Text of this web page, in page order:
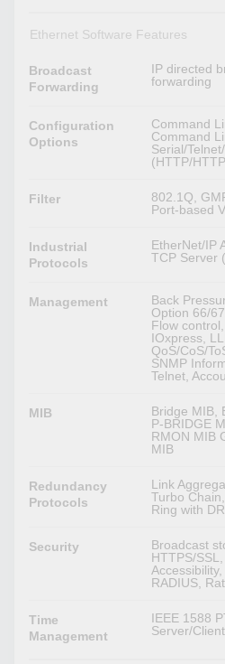
Ethernet Software Features
Broadcast
Forwarding
IP directed
forwarding
Configuration
Options
Command
Command
Serial/
(HTTP/
Filter
802.1Q,
Port-based
Industrial
Protocols
EtherNet/IP
TCP Server
Management
Back
Option 66/
Flow
IOxpress,
QoS/CoS/
SNMP
Telnet,
MIB
Bridge MIB,
P-BRIDGE
RMON MIB
MIB
Redundancy
Protocols
Link
Turbo
Ring with
Security
Broadcast
HTTPS/
RADIUS,
Time
Management
IEEE 1588
Server/